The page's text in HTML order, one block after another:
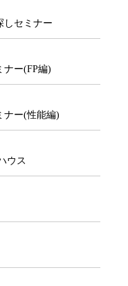
しセミナー
ナー(FP編)
ナー(性能編)
ウス